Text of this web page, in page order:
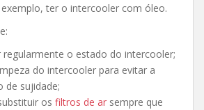
ter o intercooler com óleo.
regularmente o estado do intercooler;
do intercooler para evitar a
de sujidade;
os filtros de ar sempre que